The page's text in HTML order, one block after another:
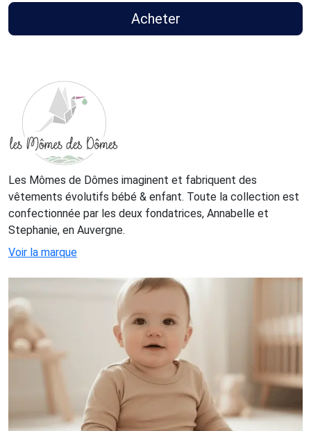
Acheter
Les Mômes de Dômes imaginent et fabriquent des
vêtements évolutifs bébé & enfant. Toute la collection est
confectionnée par les deux fondatrices, Annabelle et
Stephanie, en Auvergne.
Voir la marque